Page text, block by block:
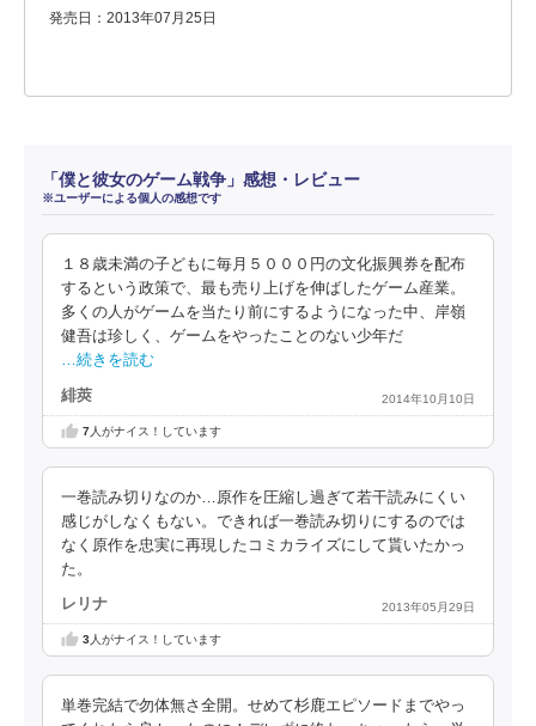
発売日：2013年07月25日
「僕と彼女のゲーム戦争」感想・レビュー
※ユーザーによる個人の感想です
１８歳未満の子どもに毎月５０００円の文化振興券を配布
するという政策で、最も売り上げを伸ばしたゲーム産業。
多くの人がゲームを当たり前にするようになった中、岸嶺
健吾は珍しく、ゲームをやったことのない少年だ
…続きを読む
緋莢 2014年10月10日
7人がナイス！しています
一巻読み切りなのか…原作を圧縮し過ぎて若干読みにくい
感じがしなくもない。できれば一巻読み切りにするのでは
なく原作を忠実に再現したコミカライズにして貰いたかっ
た。
レリナ 2013年05月29日
3人がナイス！しています
単巻完結で勿体無さ全開。せめて杉鹿エピソードまでやっ